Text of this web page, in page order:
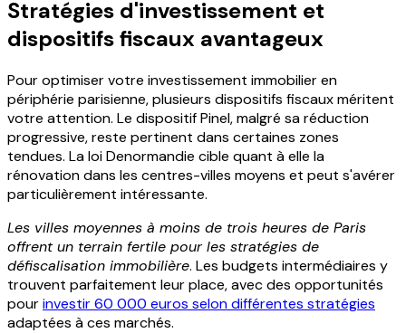
Stratégies d'investissement et
dispositifs fiscaux avantageux
Pour optimiser votre investissement immobilier en
périphérie parisienne, plusieurs dispositifs fiscaux méritent
votre attention. Le dispositif Pinel, malgré sa réduction
progressive, reste pertinent dans certaines zones
tendues. La loi Denormandie cible quant à elle la
rénovation dans les centres-villes moyens et peut s'avérer
particulièrement intéressante.
Les villes moyennes à moins de trois heures de Paris
offrent un terrain fertile pour les stratégies de
défiscalisation immobilière. Les budgets intermédiaires y
trouvent parfaitement leur place, avec des opportunités
pourinvestir 60 000 euros selon différentes stratégies
adaptées à ces marchés.